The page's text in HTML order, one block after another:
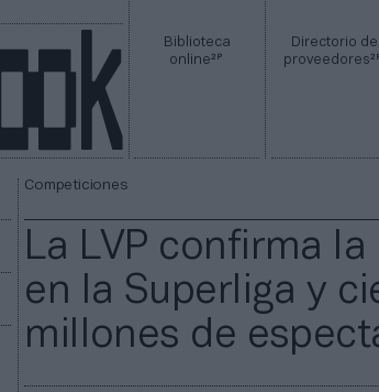
Biblioteca
online2P
Directorio de
proveedores
Competiciones
La LVP confirma
en la Superliga y
millones de